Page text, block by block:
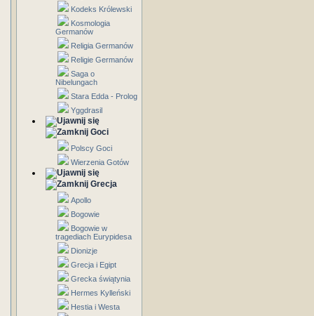
Kodeks Królewski
Kosmologia
Germanów
Religia Germanów
Religie Germanów
Saga o
Nibelungach
Stara Edda - Prolog
Yggdrasil
Goci
Polscy Goci
Wierzenia Gotów
Grecja
Apollo
Bogowie
Bogowie w
tragediach Eurypidesa
Dionizje
Grecja i Egipt
Grecka świątynia
Hermes Kylleński
Hestia i Westa